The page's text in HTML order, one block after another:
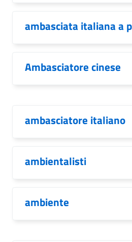
ambasciata italiana a
Ambasciatore cinese
ambasciatore italiano
ambientalisti
ambiente